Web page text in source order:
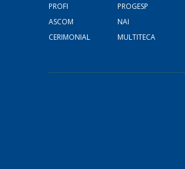
PROFI
PROGESP
ASCOM
NAI
CERIMONIAL
MULTITECA